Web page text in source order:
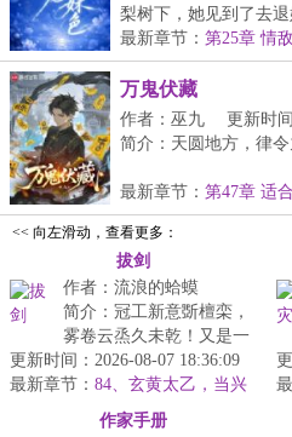
梨树下，她见到了去退
最新章节： 第25章 情
万鬼伏藏
作者：巫九
更新时
简介：天圆地方，律
最新章节： 第47章 适
<< 向左滑动，查看更多：
拔剑
作者：流浪的蛤蟆
简介：冠工新意斲檀栾，
雾卷云烝久未乾！又是一
本武侠！这是王安石的一
句诗，原意是，友人所...
更新时间：2026-08-07 18:36:09
最新章节： 84、玄黄太乙，当兴
于燕（求月票）
作家手册